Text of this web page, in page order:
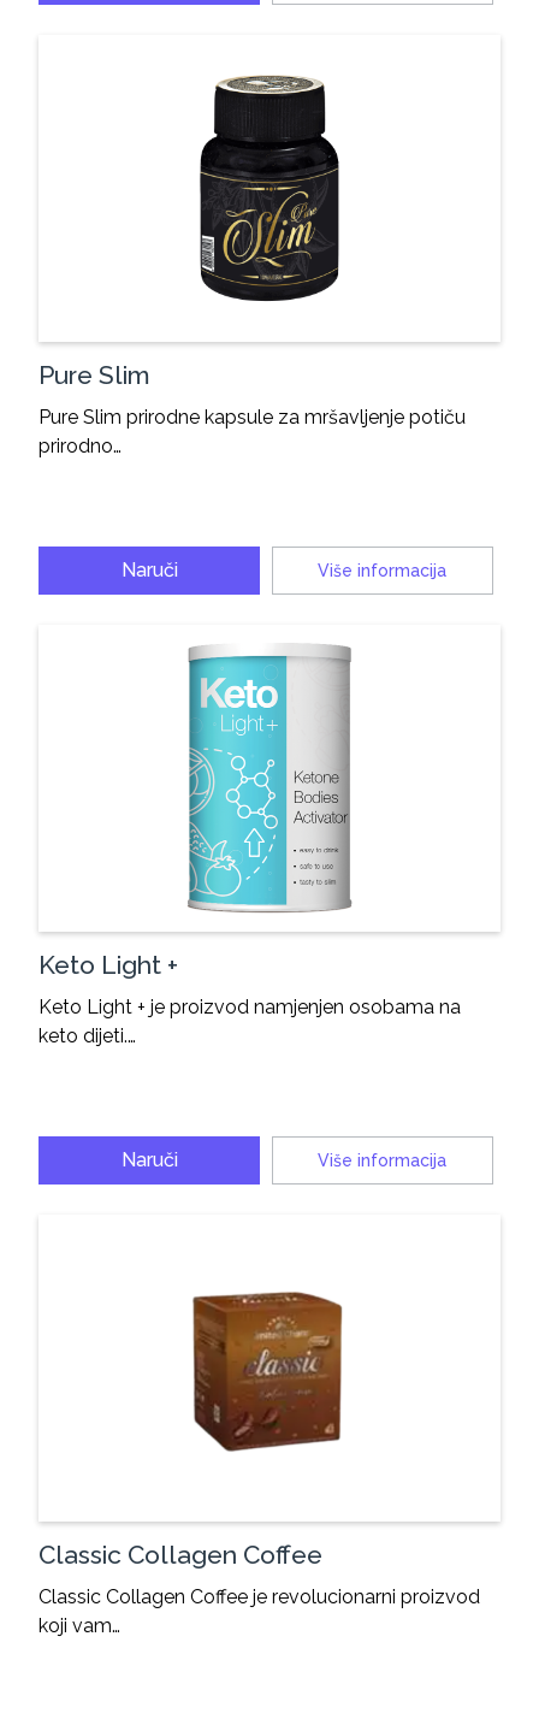
Pure Slim
Pure Slim prirodne kapsule za mršavljenje potiču
prirodno…
Naruči Više informacija
Keto Light +
Keto Light + je proizvod namjenjen osobama na
keto dijeti.…
Naruči Više informacija
Classic Collagen Coffee
Classic Collagen Coffee je revolucionarni proizvod
koji vam…